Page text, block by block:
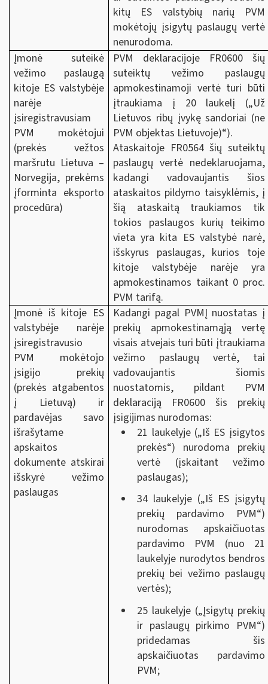
kitų ES valstybių narių PVM
mokėtojų įsigytų paslaugų vertė
nenurodoma.
Įmonė suteikė
vežimo paslaugą
kitoje ES valstybėje
narėje
įsiregistravusiam
PVM mokėtojui
(prekės vežtos
maršrutu Lietuva –
Norvegija, prekėms
įforminta eksporto
procedūra)
PVM deklaracijoje FR0600 šių
suteiktų vežimo paslaugų
apmokestinamoji vertė turi būti
įtraukiama į 20 laukelį („Už
Lietuvos ribų įvykę sandoriai (ne
PVM objektas Lietuvoje)“).
Ataskaitoje FR0564 šių suteiktų
paslaugų vertė nedeklaruojama,
kadangi vadovaujantis šios
ataskaitos pildymo taisyklėmis, į
šią ataskaitą traukiamos tik
tokios paslaugos kurių teikimo
vieta yra kita ES valstybė narė,
išskyrus paslaugas, kurios toje
kitoje valstybėje narėje yra
apmokestinamos taikant 0 proc.
PVM tarifą.
Įmonė iš kitoje ES
valstybėje narėje
įsiregistravusio
PVM mokėtojo
įsigijo prekių
(prekės atgabentos
į Lietuvą) ir
pardavėjas savo
išrašytame
apskaitos
dokumente atskirai
išskyrė vežimo
paslaugas
Kadangi pagal PVMĮ nuostatas į
prekių apmokestinamąją vertę
visais atvejais turi būti įtraukiama
vežimo paslaugų vertė, tai
vadovaujantis šiomis
nuostatomis, pildant PVM
deklaraciją FR0600 šis prekių
įsigijimas nurodomas:
21 laukelyje („Iš ES įsigytos
prekės“) nurodoma prekių
vertė (įskaitant vežimo
paslaugas);
34 laukelyje („Iš ES įsigytų
prekių pardavimo PVM“)
nurodomas apskaičiuotas
pardavimo PVM (nuo 21
laukelyje nurodytos bendros
prekių bei vežimo paslaugų
vertės);
25 laukelyje („Įsigytų prekių
ir paslaugų pirkimo PVM“)
pridedamas šis
apskaičiuotas pardavimo
PVM;